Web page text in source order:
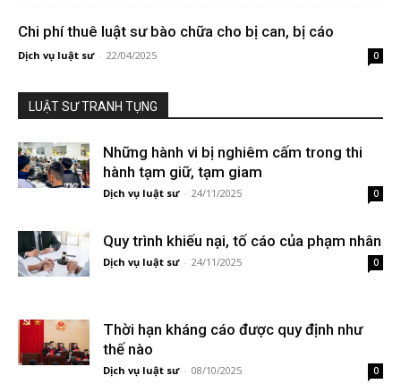
Chi phí thuê luật sư bào chữa cho bị can, bị cáo
Dịch vụ luật sư - 22/04/2025 0
LUẬT SƯ TRANH TỤNG
Những hành vi bị nghiêm cấm trong thi
hành tạm giữ, tạm giam
Dịch vụ luật sư - 24/11/2025 0
Quy trình khiếu nại, tố cáo của phạm nhân
Dịch vụ luật sư - 24/11/2025 0
Thời hạn kháng cáo được quy định như
thế nào
Dịch vụ luật sư - 08/10/2025 0